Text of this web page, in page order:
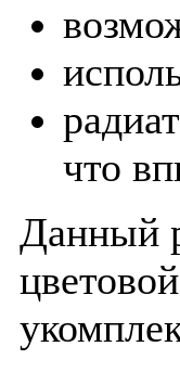
что
Данный